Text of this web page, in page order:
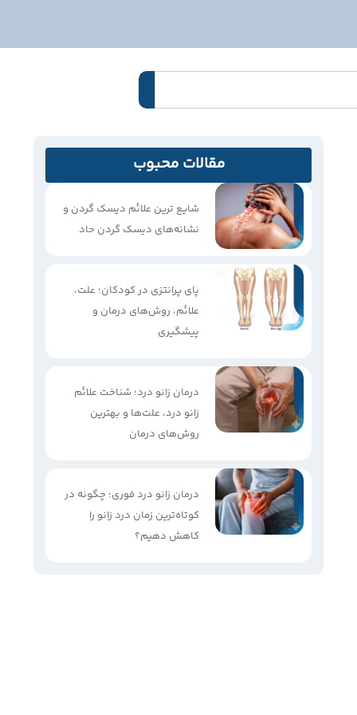
مقالات محبوب
شایع ترین علائم دیسک گردن و
نشانه‌های دیسک گردن حاد
پای پرانتزی در کودکان؛ علت،
علائم، روش‌های درمان و
پیشگیری
درمان زانو درد؛ شناخت علائم
زانو درد، علت‌ها و بهترین
روش‌های درمان
درمان زانو درد فوری؛ چگونه در
کوتاه‌ترین زمان درد زانو را
کاهش دهیم؟